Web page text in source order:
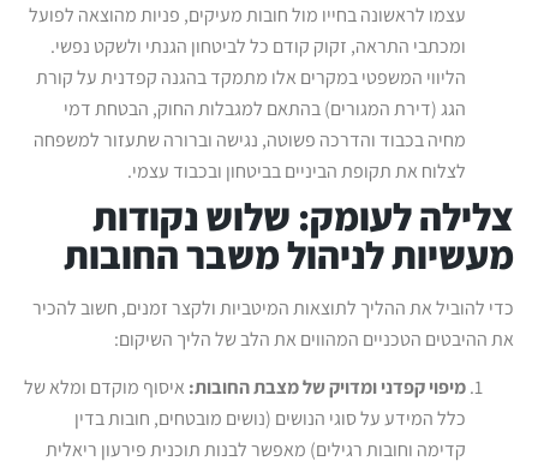
עצמו לראשונה בחייו מול חובות מעיקים, פניות מהוצאה לפועל
ומכתבי התראה, זקוק קודם כל לביטחון הגנתי ולשקט נפשי.
הליווי המשפטי במקרים אלו מתמקד בהגנה קפדנית על קורת
הגג (דירת המגורים) בהתאם למגבלות החוק, הבטחת דמי
מחיה בכבוד והדרכה פשוטה, נגישה וברורה שתעזור למשפחה
לצלוח את תקופת הביניים בביטחון ובכבוד עצמי.
צלילה לעומק: שלוש נקודות
מעשיות לניהול משבר החובות
כדי להוביל את ההליך לתוצאות המיטביות ולקצר זמנים, חשוב להכיר
את ההיבטים הטכניים המהווים את הלב של הליך השיקום:
מיפוי קפדני ומדויק של מצבת החובות:איסוף מוקדם ומלא של
כלל המידע על סוגי הנושים (נושים מובטחים, חובות בדין
קדימה וחובות רגילים) מאפשר לבנות תוכנית פירעון ריאלית